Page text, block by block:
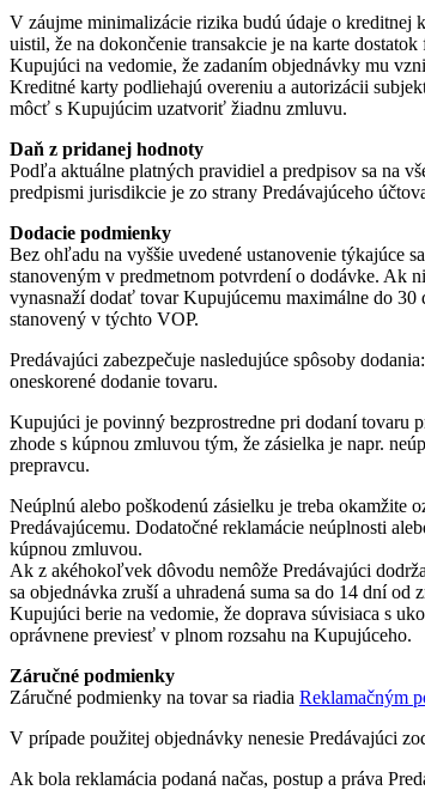
V záujme minimalizácie rizika budú údaje o kreditnej
uistil, že na dokončenie transakcie je na karte
Kupujúci na vedomie, že zadaním objednávky mu
Kreditné karty podliehajú overeniu a autorizácii
môcť s Kupujúcim uzatvoriť žiadnu zmluvu.
Daň z pridanej hodnoty
Podľa aktuálne platných pravidiel a predpisov sa na
predpismi jurisdikcie je zo strany Predávajúceho
Dodacie podmienky
Bez ohľadu na vyššie uvedené ustanovenie týkajúce
stanoveným v predmetnom potvrdení o dodávke. Ak
vynasnaží dodať tovar Kupujúcemu maximálne do
stanovený v týchto VOP.
Predávajúci zabezpečuje nasledujúce spôsoby
oneskorené dodanie tovaru.
Kupujúci je povinný bezprostredne pri dodaní tovaru
zhode s kúpnou zmluvou tým, že zásielka je napr.
prepravcu.
Neúplnú alebo poškodenú zásielku je treba okamžite
Predávajúcemu. Dodatočné reklamácie neúplnosti
kúpnou zmluvou.
Ak z akéhokoľvek dôvodu nemôže Predávajúci
sa objednávka zruší a uhradená suma sa do 14 dní od
Kupujúci berie na vedomie, že doprava súvisiaca s
oprávnene previesť v plnom rozsahu na Kupujúceho.
Záručné podmienky
Záručné podmienky na tovar sa riadia Reklamačným
V prípade použitej objednávky nenesie Predávajúci
Ak bola reklamácia podaná načas, postup a práva